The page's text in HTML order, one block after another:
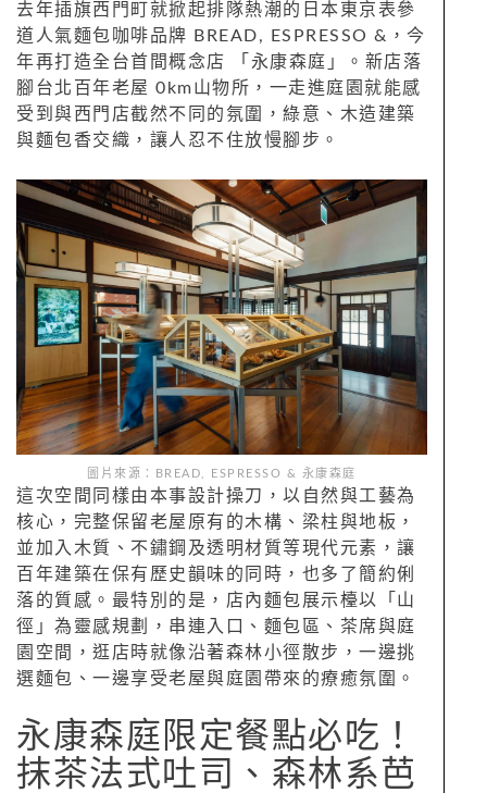
去年插旗西門町就掀起排隊熱潮的日本東京表參
道人氣麵包咖啡品牌 BREAD, ESPRESSO &，今
年再打造全台首間概念店 「永康森庭」。新店落
腳台北百年老屋 0km山物所，一走進庭園就能感
受到與西門店截然不同的氛圍，綠意、木造建築
與麵包香交織，讓人忍不住放慢腳步。
圖片來源：BREAD, ESPRESSO & 永康森庭
這次空間同樣由本事設計操刀，以自然與工藝為
核心，完整保留老屋原有的木構、梁柱與地板，
並加入木質、不鏽鋼及透明材質等現代元素，讓
百年建築在保有歷史韻味的同時，也多了簡約俐
落的質感。最特別的是，店內麵包展示檯以「山
徑」為靈感規劃，串連入口、麵包區、茶席與庭
園空間，逛店時就像沿著森林小徑散步，一邊挑
選麵包、一邊享受老屋與庭園帶來的療癒氛圍。
永康森庭限定餐點必吃！
抹茶法式吐司、森林系芭